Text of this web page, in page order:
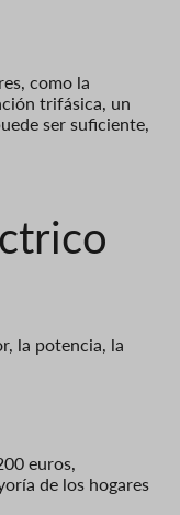
como la
trifásica, un
ser suficiente,
la potencia, la
euros,
de los hogares